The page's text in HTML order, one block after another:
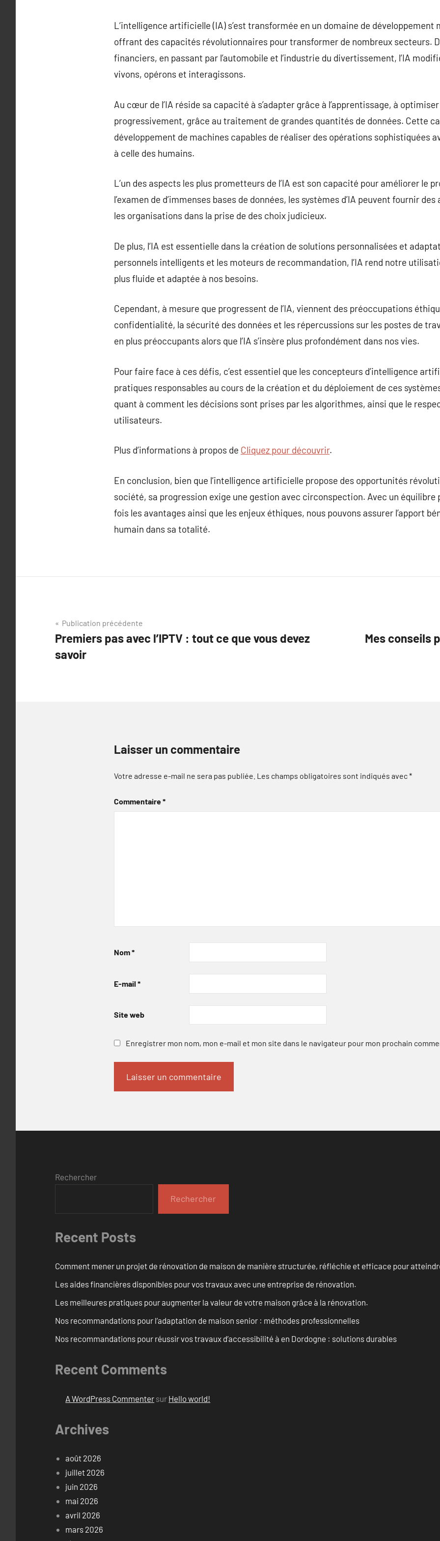
L’intelligence artificielle (IA) s’est transformée en un domaine de développement
offrant des capacités révolutionnaires pour transformer de nombreux secteurs.
financiers, en passant par l’automobile et l’industrie du divertissement, l’IA
vivons, opérons et interagissons.
Au cœur de l’IA réside sa capacité à s’adapter grâce à l’apprentissage, à
progressivement, grâce au traitement de grandes quantités de données. Cette
développement de machines capables de réaliser des opérations sophistiquées
à celle des humains.
L’un des aspects les plus prometteurs de l’IA est son capacité pour améliorer le
l’examen de d’immenses bases de données, les systèmes d’IA peuvent fournir
les organisations dans la prise de des choix judicieux.
De plus, l’IA est essentielle dans la création de solutions personnalisées et
personnels intelligents et les moteurs de recommandation, l’IA rend notre
plus fluide et adaptée à nos besoins.
Cependant, à mesure que progressent de l’IA, viennent des préoccupations
confidentialité, la sécurité des données et les répercussions sur les postes de
en plus préoccupants alors que l’IA s’insère plus profondément dans nos vies.
Pour faire face à ces défis, c’est essentiel que les concepteurs d’intelligence
pratiques responsables au cours de la création et du déploiement de ces
quant à comment les décisions sont prises par les algorithmes, ainsi que le
utilisateurs.
Plus d’informations à propos de Cliquez pour découvrir.
En conclusion, bien que l’intelligence artificielle propose des opportunités
société, sa progression exige une gestion avec circonspection. Avec un équilibre
fois les avantages ainsi que les enjeux éthiques, nous pouvons assurer l’apport
humain dans sa totalité.
Navigation
de
l’article
Publication précédente
Premiers pas avec l’IPTV : tout ce que vous devez
savoir
Mes
Laisser un commentaire
Votre adresse e-mail ne sera pas publiée. Les champs obligatoires sont indiqués avec*
Commentaire*
Nom*
E-mail *
Site web
Enregistrer mon nom, mon e-mail et mon site dans le navigateur pour mon prochain
Rechercher
Rechercher
Recent Posts
Comment mener un projet de rénovation de maison de manière structurée, réfléchie et efficace pour
Les aides financières disponibles pour vos travaux avec une entreprise de rénovation.
Les meilleures pratiques pour augmenter la valeur de votre maison grâce à la rénovation.
Nos recommandations pour l’adaptation de maison senior : méthodes professionnelles
Nos recommandations pour réussir vos travaux d’accessibilité à en Dordogne : solutions durables
Recent Comments
A WordPress Commenter sur Hello world!
Archives
août 2026
juillet 2026
juin 2026
mai 2026
avril 2026
mars 2026